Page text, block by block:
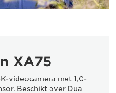
XA75
videocamera met 1,0-
Beschikt over Dual